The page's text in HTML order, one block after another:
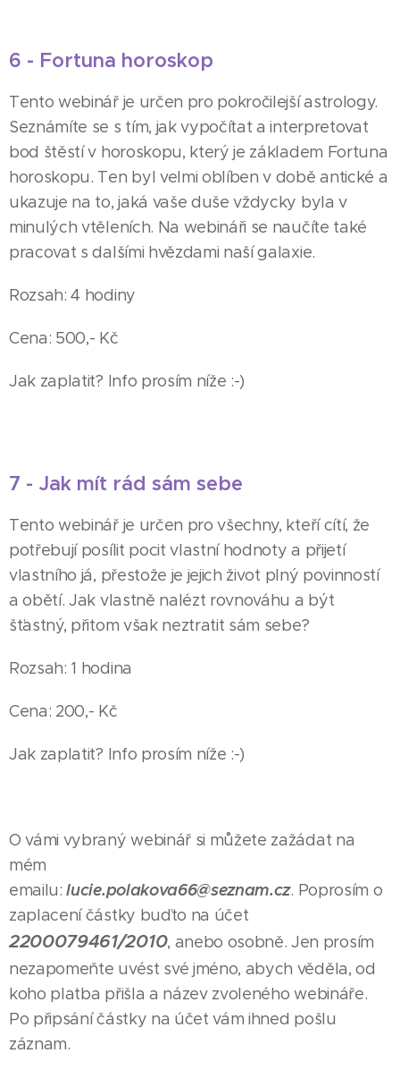
6 - Fortuna horoskop
Tento webinář je určen pro pokročilejší astrology.
Seznámíte se s tím, jak vypočítat a interpretovat
bod štěstí v horoskopu, který je základem Fortuna
horoskopu. Ten byl velmi oblíben v době antické a
ukazuje na to, jaká vaše duše vždycky byla v
minulých vtěleních. Na webináři se naučíte také
pracovat s dalšími hvězdami naší galaxie.
Rozsah: 4 hodiny
Cena: 500,- Kč
Jak zaplatit? Info prosím níže :-)
7 - Jak mít rád sám sebe
Tento webinář je určen pro všechny, kteří cítí, že
potřebují posílit pocit vlastní hodnoty a přijetí
vlastního já, přestože je jejich život plný povinností
a obětí. Jak vlastně nalézt rovnováhu a být
šťastný, přitom však neztratit sám sebe?
Rozsah: 1 hodina
Cena: 200,- Kč
Jak zaplatit? Info prosím níže :-)
O vámi vybraný webinář si můžete zažádat na
mém
emailu:lucie.polakova66@seznam.cz. Poprosím o
zaplacení částky buďto na účet
2200079461/2010, anebo osobně. Jen prosím
nezapomeňte uvést své jméno, abych věděla, od
koho platba přišla a název zvoleného webináře.
Po připsání částky na účet vám ihned pošlu
záznam.